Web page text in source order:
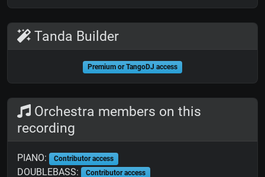
Tanda Builder
Premium or TangoDJ access
Orchestra members on this
recording
PIANO: Contributor access
DOUBLEBASS: Contributor access